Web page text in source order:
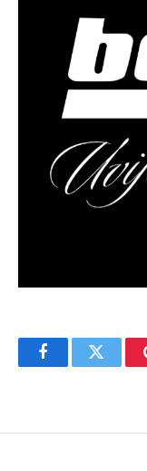
FacebookTwitter